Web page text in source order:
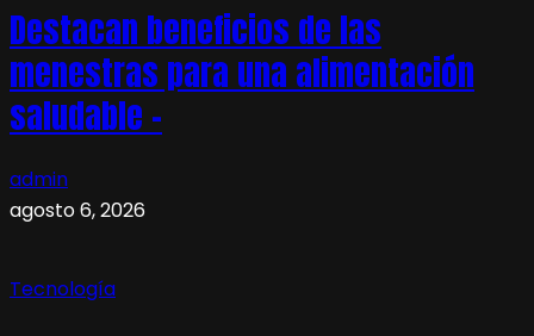
Destacan beneficios de las
menestras para una alimentación
saludable –
admin
agosto 6, 2026
Tecnología